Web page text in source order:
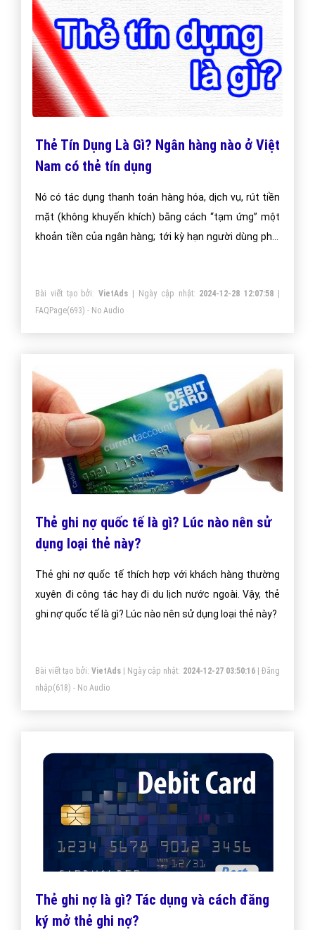
Thẻ Tín Dụng Là Gì? Ngân hàng nào ở Việt
Nam có thẻ tín dụng
Nó có tác dụng thanh toán hàng hóa, dịch vụ, rút tiền
mặt (không khuyến khích) bằng cách “tạm ứng” một
khoản tiền của ngân hàng; tới kỳ hạn người dùng phải
Bài viết tạo bởi:VietAds | Ngày cập nhật: 2024-12-28 12:07:58 |
FAQPage(693) - No Audio
Thẻ ghi nợ quốc tế là gì? Lúc nào nên sử
dụng loại thẻ này?
Thẻ ghi nợ quốc tế thích hợp với khách hàng thường
xuyên đi công tác hay đi du lịch nước ngoài. Vậy, thẻ
ghi nợ quốc tế là gì? Lúc nào nên sử dụng loại thẻ này?
Bài viết tạo bởi: VietAds| Ngày cập nhật: 2024-12-27 03:50:16|Đăng
nhập(618) - No Audio
Thẻ ghi nợ là gì? Tác dụng và cách đăng
ký mở thẻ ghi nợ?